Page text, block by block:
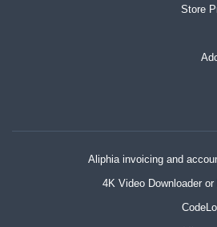
Store
Aliphia invoicing and
4K Video Downloader